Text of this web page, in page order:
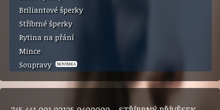
Briliantové šperky
Stříbrné šperky
Rytina na přání
Mince
Soupravy
NOVINKA